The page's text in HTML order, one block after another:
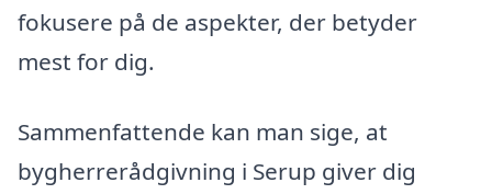
fokusere på de aspekter, der betyder
mest for dig.
Sammenfattende kan man sige, at
bygherrerådgivning i Serup giver dig